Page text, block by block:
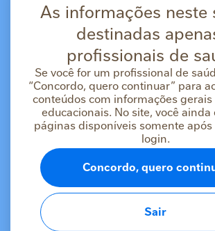
As informações deste
destinadas apenas a
Se você é um profissional da saúde,
cadastre-se para acessar o
Logar
As informações neste
destinadas
profissionais de
Se você for um profissional de
“Concordo, quero continuar” para
conteúdos com informações
educacionais. No site, você
páginas disponíveis somente após
login.
Concordo, quero
Sair